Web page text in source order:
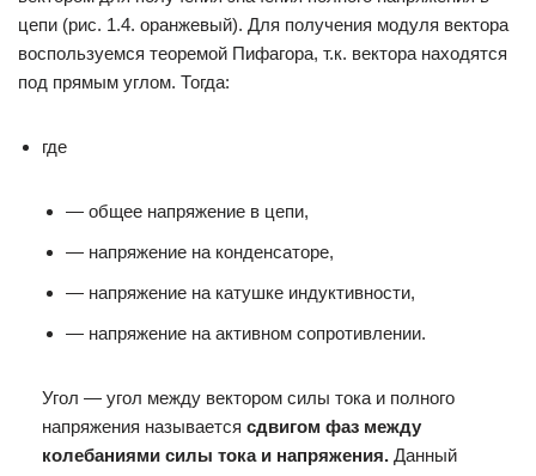
цепи (рис. 1.4. оранжевый). Для получения модуля вектора
воспользуемся теоремой Пифагора, т.к. вектора находятся
под прямым углом. Тогда:
где
— общее напряжение в цепи,
— напряжение на конденсаторе,
— напряжение на катушке индуктивности,
— напряжение на активном сопротивлении.
Угол — угол между вектором силы тока и полного
напряжения называется сдвигом фаз между
колебаниями силы тока и напряжения. Данный